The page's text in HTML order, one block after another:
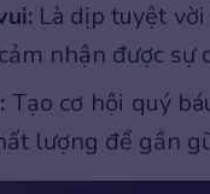
Là dịp tuyệt vời
nhận được
Tạo cơ hội quý
lượng để gần